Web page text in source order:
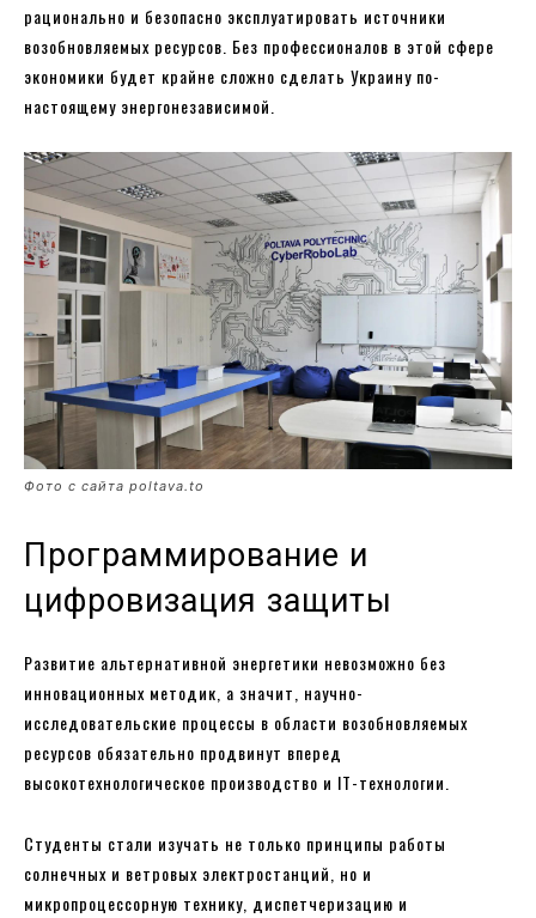
рационально и безопасно эксплуатировать источники
возобновляемых ресурсов. Без профессионалов в этой сфере
экономики будет крайне сложно сделать Украину по-
настоящему энергонезависимой.
Фото с сайта poltava.to
Программирование и
цифровизация защиты
Развитие альтернативной энергетики невозможно без
инновационных методик, а значит, научно-
исследовательские процессы в области возобновляемых
ресурсов обязательно продвинут вперед
высокотехнологическое производство и IT-технологии.
Студенты стали изучать не только принципы работы
солнечных и ветровых электростанций, но и
микропроцессорную технику, диспетчеризацию и